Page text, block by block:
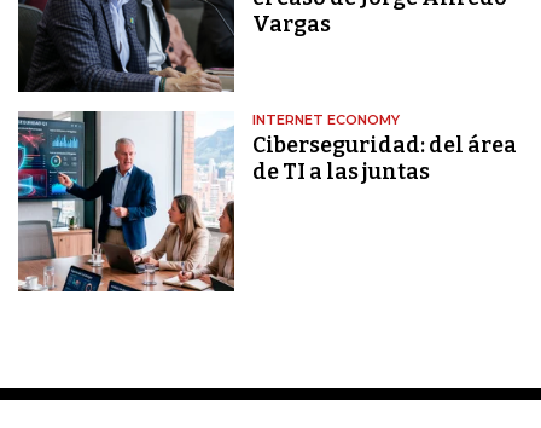
Vargas
INTERNET ECONOMY
Ciberseguridad: del área
de TI a las juntas